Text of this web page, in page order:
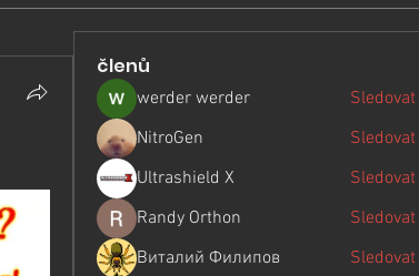
členů
werder werder
Sledovat
NitroGen
Sledovat
Ultrashield X
Sledovat
Randy Orthon
Sledovat
Виталий Филипов
Sledovat